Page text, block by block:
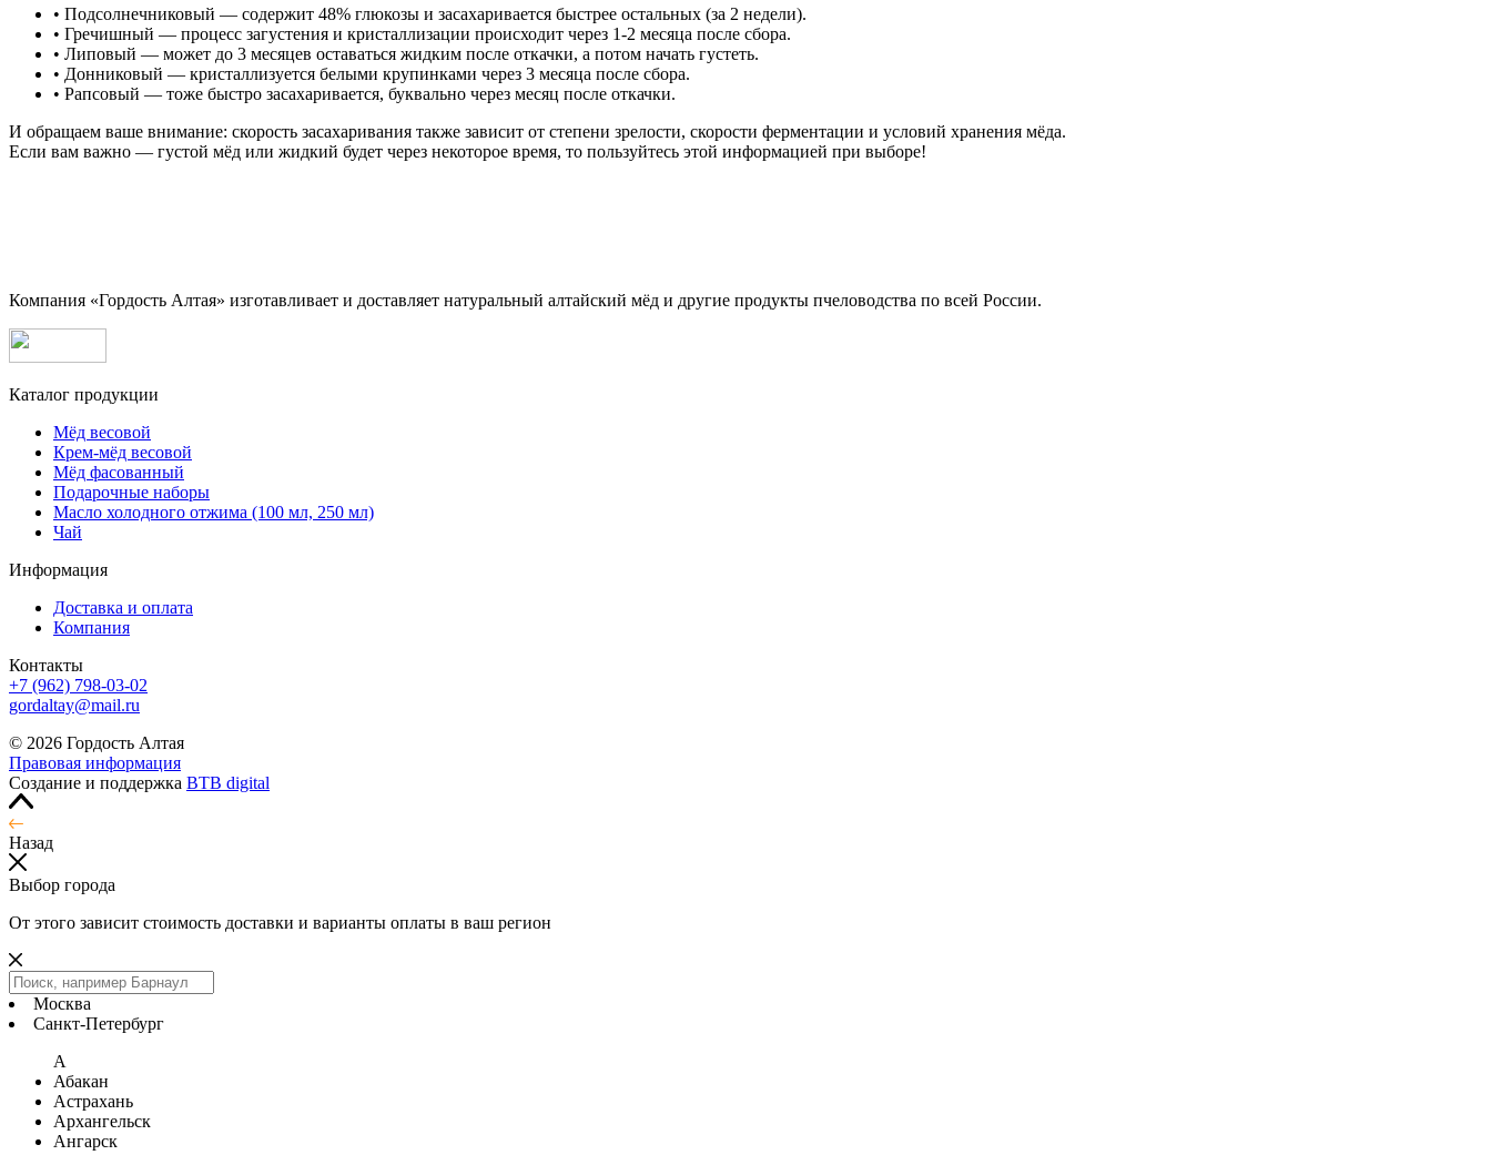
• Подсолнечниковый — содержит 48% глюкозы и засахаривается быстрее остальных (за 2 недели).
• Гречишный — процесс загустения и кристаллизации происходит через 1-2 месяца после сбора.
• Липовый — может до 3 месяцев оставаться жидким после откачки, а потом начать густеть.
• Донниковый — кристаллизуется белыми крупинками через 3 месяца после сбора.
• Рапсовый — тоже быстро засахаривается, буквально через месяц после откачки.
И обращаем ваше внимание: скорость засахаривания также зависит от степени зрелости, скорости ферментации и условий хранения мёда.
Если вам важно — густой мёд или жидкий будет через некоторое время, то пользуйтесь этой информацией при выборе!
Компания «Гордость Алтая» изготавливает и доставляет натуральный алтайский мёд и другие продукты пчеловодства по всей России.
Каталог продукции
Мёд весовой
Крем-мёд весовой
Мёд фасованный
Подарочные наборы
Масло холодного отжима (100 мл, 250 мл)
Чай
Информация
Доставка и оплата
Компания
Контакты
+7 (962) 798-03-02
gordaltay@mail.ru
© 2026 Гордость Алтая
Правовая информация
Создание и поддержка BTB digital
Назад
Выбор города
От этого зависит стоимость доставки и варианты оплаты в ваш регион
Москва
Санкт-Петербург
А
Абакан
Астрахань
Архангельск
Ангарск